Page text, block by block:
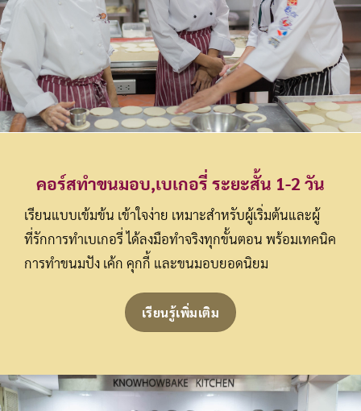
คอร์สทำขนมอบ,เบเกอรี่ ระยะสั้น 1-2 วัน
เรียนแบบเข้มข้น เข้าใจง่าย เหมาะสำหรับผู้เริ่มต้นและผู้
ที่รักการทำเบเกอรี่ ได้ลงมือทำจริงทุกขั้นตอน พร้อมเทคนิค
การทำขนมปัง เค้ก คุกกี้ และขนมอบยอดนิยม
เรียนรู้เพิ่มเติม